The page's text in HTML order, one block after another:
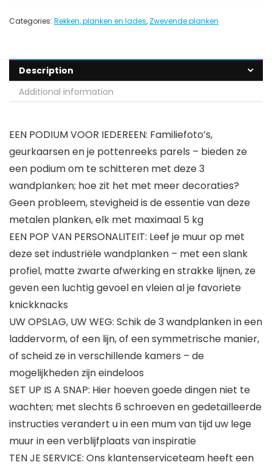
Categories: Rekken, planken en lades, Zwevende planken
Description
Additional information
EEN PODIUM VOOR IEDEREEN: Familiefoto’s,
geurkaarsen en je pottenreeks parels – bieden ze
een podium om te schitteren met deze 3
wandplanken; hoe zit het met meer decoraties?
Geen probleem, stevigheid is de essentie van deze
metalen planken, elk met maximaal 5 kg
EEN POP VAN PERSONALITEIT: Leef je muur op met
deze set industriële wandplanken – met een slank
profiel, matte zwarte afwerking en strakke lijnen, ze
geven een luchtig gevoel en vleien al je favoriete
knickknacks
UW OPSLAG, UW WEG: Schik de 3 wandplanken in een
laddervorm, of een lijn, of een symmetrische manier,
of scheid ze in verschillende kamers – de
mogelijkheden zijn eindeloos
SET UP IS A SNAP: Hier hoeven goede dingen niet te
wachten; met slechts 6 schroeven en gedetailleerde
instructies verandert u in een mum van tijd uw lege
muur in een verblijfplaats van inspiratie
TEN JE SERVICE: Ons klantenserviceteam heeft een